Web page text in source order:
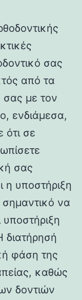
σας
από τα
σας με τον
ενδιάμεσα,
ότι σε
σας
η υποστήριξη
σημαντικό να
διατήρησή
φάση της
καθώς
δοντιών